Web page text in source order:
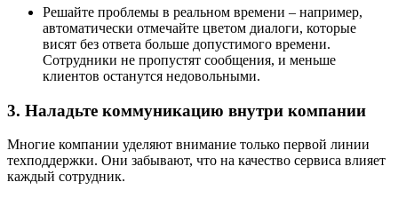
Решайте проблемы в реальном времени – например,
автоматически отмечайте цветом диалоги, которые
висят без ответа больше допустимого времени.
Сотрудники не пропустят сообщения, и меньше
клиентов останутся недовольными.
3. Наладьте коммуникацию внутри компании
Многие компании уделяют внимание только первой линии
техподдержки. Они забывают, что на качество сервиса влияет
каждый сотрудник.